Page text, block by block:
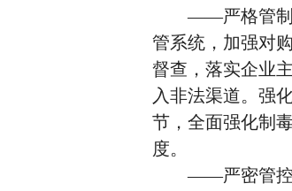
——严格管制
管系统，加强对
督查，落实企业
入非法渠道。强
节，全面强化制
度。
——严密管控吸